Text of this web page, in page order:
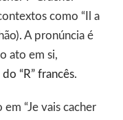
como “Il a
A pronúncia é
ato em si,
“R” francês.
“Je vais cacher